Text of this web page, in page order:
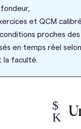
et QCM
proches
en temps réel
la faculté.
$
K